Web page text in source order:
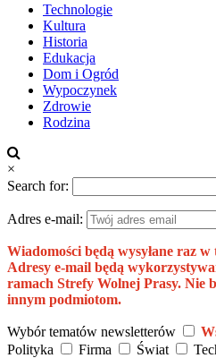
Technologie
Kultura
Historia
Edukacja
Dom i Ogród
Wypoczynek
Zdrowie
Rodzina
×
Search for:
Adres e-mail:
Wiadomości będą wysyłane raz
Adresy e-mail będą
ramach Strefy Wolnej Prasy. Nie
innym podmiotom.
Wybór tematów newsletterów
Polityka
Firma Świat